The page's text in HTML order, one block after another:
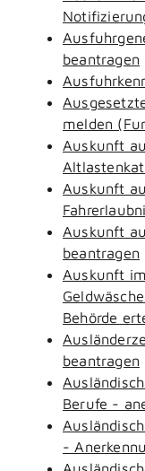
beantragen
melden
Auskunft
Auskunft
Auskunft
beantragen
Auskunft
Behörde
beantragen
Berufe -
-